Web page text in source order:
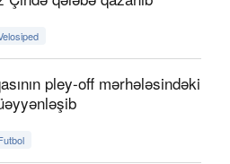
pley-off mərhələsindəki